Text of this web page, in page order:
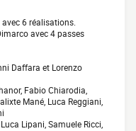
6 réalisations.
avec 4 passes
Daffara et Lorenzo
Fabio Chiarodia,
Mané, Luca Reggiani,
Lipani, Samuele Ricci,